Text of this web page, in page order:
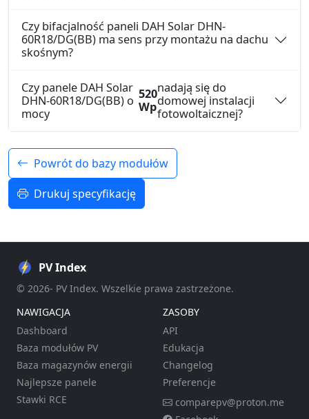
Czy bifacjalność paneli DAH Solar DHN-
60R18/DG(BB) ma sens przy montażu na dachu
skośnym?
Czy panele DAH Solar
DHN-60R18/DG(BB) o
mocy
520
Wp
nadają się do
domowej instalacji
fotowoltaicznej?
Powrót do bazy modułów
Drukuj specyfikację
PV Index
© 2026- PV Index. Wszelkie prawa zastrzeżone.
NAWIGACJA
Dashboard
Baza modułów PV
Baza magazynów energii
Najlepsze panele
Stawki RCE
ZASOBY
API
Edukacja
Changelog
Preferencje
comparepv@proton.me